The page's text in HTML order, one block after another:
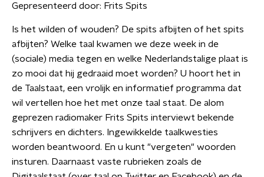
Gepresenteerd door: Frits Spits
Is het wilden of wouden? De spits afbijten of het spits
afbijten? Welke taal kwamen we deze week in de
(sociale) media tegen en welke Nederlandstalige plaat is
zo mooi dat hij gedraaid moet worden? U hoort het in
de Taalstaat, een vrolijk en informatief programma dat
wil vertellen hoe het met onze taal staat. De alom
geprezen radiomaker Frits Spits interviewt bekende
schrijvers en dichters. Ingewikkelde taalkwesties
worden beantwoord. En u kunt "vergeten" woorden
insturen. Daarnaast vaste rubrieken zoals de